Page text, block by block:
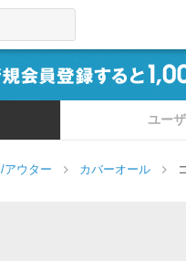
を探す
ユー
アウター カバーオール